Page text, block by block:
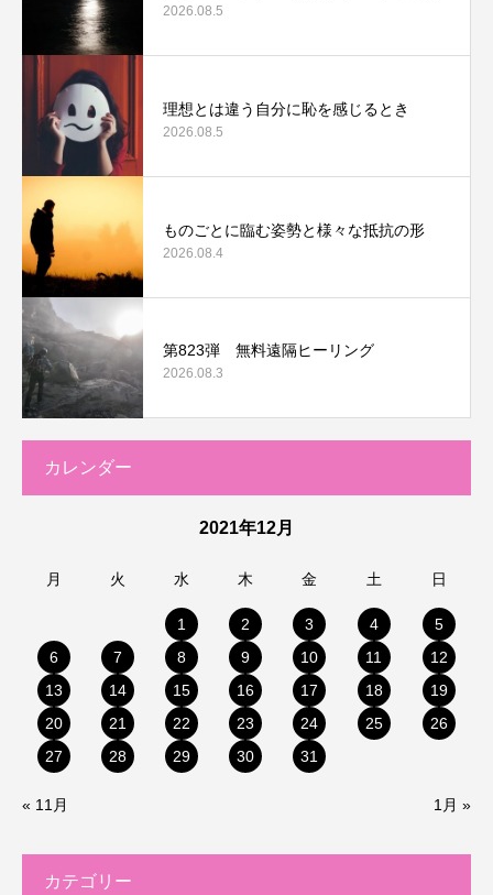
2026.08.5
理想とは違う自分に恥を感じるとき
2026.08.5
ものごとに臨む姿勢と様々な抵抗の形
2026.08.4
第823弾 無料遠隔ヒーリング
2026.08.3
カレンダー
2021年12月
月 火 水 木 金 土 日
1 2 3 4
5
6
7 8 9 10 11
12
13
14 15 16 17 18
19
20
21 22 23 24 25
26
27
28 29 30 31
« 11月 1月 »
カテゴリー